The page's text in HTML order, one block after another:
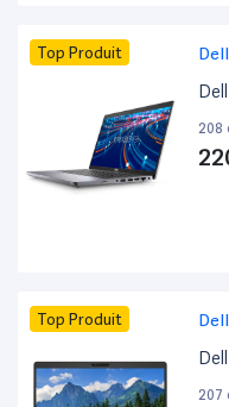
Top Produit Dell
208
Top Produit Dell
207